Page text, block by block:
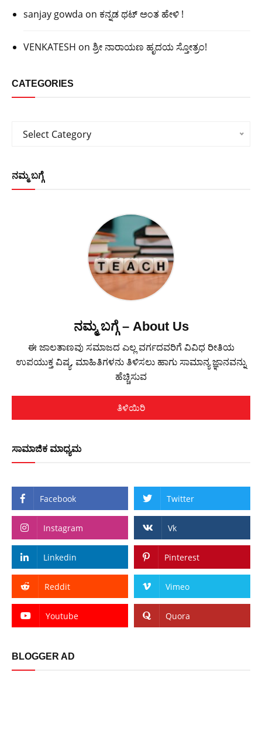
sanjay gowda on ಕನ್ನಡ ಥಟ್ ಅಂತ ಹೇಳಿ !
VENKATESH on ಶ್ರೀ ನಾರಾಯಣ ಹೃದಯ ಸ್ತೋತ್ರಂ!
CATEGORIES
Categories
Select Category
ನಮ್ಮ ಬಗ್ಗೆ
ನಮ್ಮ ಬಗ್ಗೆ – About Us
ಈ ಜಾಲತಾಣವು ಸಮಾಜದ ಎಲ್ಲ ವರ್ಗದವರಿಗೆ ವಿವಿಧ ರೀತಿಯ
ಉಪಯುಕ್ತ ವಿಷ್ಯ, ಮಾಹಿತಿಗಳನು ತಿಳಿಸಲು ಹಾಗು ಸಾಮಾನ್ಯ ಜ್ಞಾನವನ್ನು
ಹೆಚ್ಚಿಸುವ
ತಿಳಿಯಿರಿ
ಸಾಮಾಜಿಕ ಮಾಧ್ಯಮ
Facebook Twitter
Instagram Vk
Linkedin Pinterest
Reddit Vimeo
Youtube Quora
BLOGGER AD